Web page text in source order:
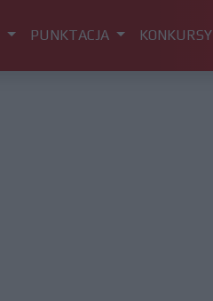
PUNKTACJA KONKURSY